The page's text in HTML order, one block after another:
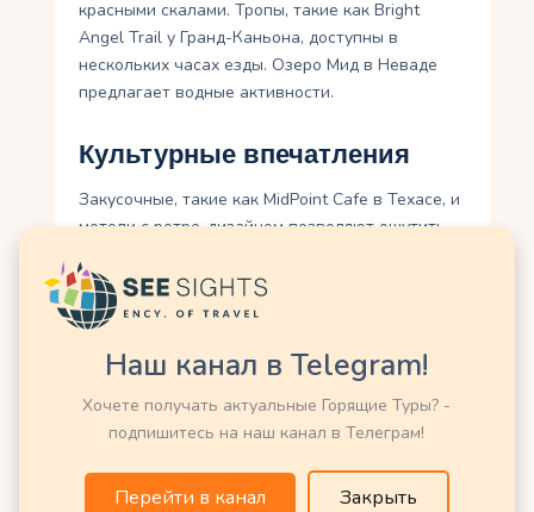
красными скалами. Тропы, такие как Bright
Angel Trail у Гранд-Каньона, доступны в
нескольких часах езды. Озеро Мид в Неваде
предлагает водные активности.
Культурные впечатления
Закусочные, такие как MidPoint Cafe в Техасе, и
мотели с ретро-дизайном позволяют ощутить
Оклахоме рассказывают историю трассы.
Фестивали, такие как Route 66 Fun Run в
Аризоне, привлекают любителей ретро-
автомобилей.
Автопутешествия
Лучший способ исследовать Шоссе 66 —
арендовать автомобиль или мотоцикл. Полное
Наш канал в Telegram!
Хочете получать актуальные Горящие Туры? -
подпишитесь на наш канал в Телеграм!
Перейти в канал Закрыть